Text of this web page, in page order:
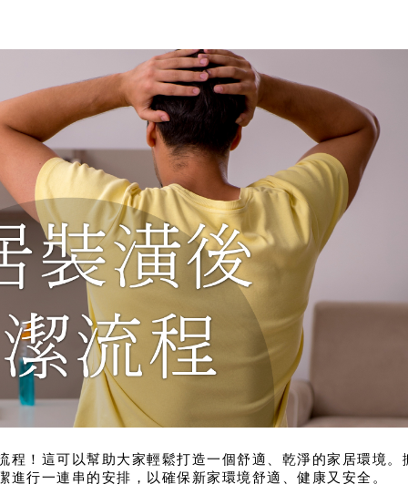
程！這可以幫助大家輕鬆打造一個舒適、乾淨的家居環境。
行一連串的安排，以確保新家環境舒適、健康又安全。